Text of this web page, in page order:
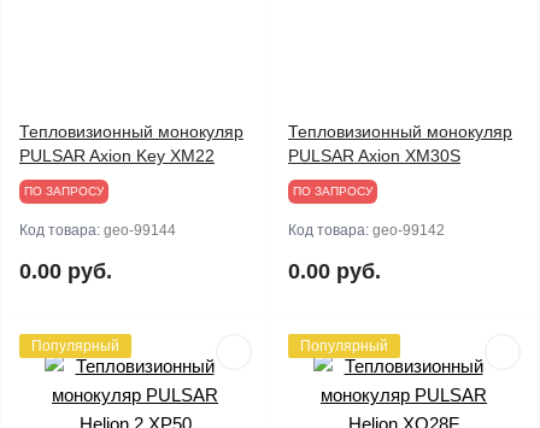
Тепловизионный монокуляр
PULSAR Axion Key XM22
ПО ЗАПРОСУ
Код товара: geo-99144
0.00 руб.
Тепловизионный монокуляр
PULSAR Axion XM30S
ПО ЗАПРОСУ
Код товара: geo-99142
0.00 руб.
Популярный Популярный